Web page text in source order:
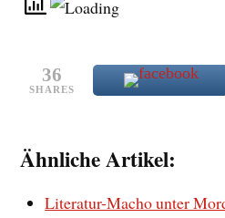
36
SHARES
Ähnliche Artikel:
Literatur-Macho unter